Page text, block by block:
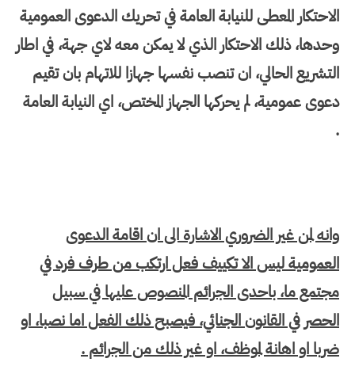
الاحتكار المعطى للنيابة العامة في تحريك الدعوى العمومية
وحدها، ذلك الاحتكار الذي لا يمكن معه لاي جهة، في اطار
التشريع الحالي، ان تنصب نفسها جهازا للاتهام بان تقيم
دعوى عمومية، لم يحركها الجهاز المختص، اي النيابة العامة
.
وانه لمن غير الضروري الاشارة الى ان اقامة الدعوى
العمومية ليس الا تكييف فعل ارتكب من طرف فرد في
مجتمع ما، باحدى الجرائم المنصوص عليها في سبيل
الحصر في القانون الجنائي، فيصبح ذلك الفعل اما نصبا، او
ضربا او اهانة لموظف، او غير ذلك من الجرائم .